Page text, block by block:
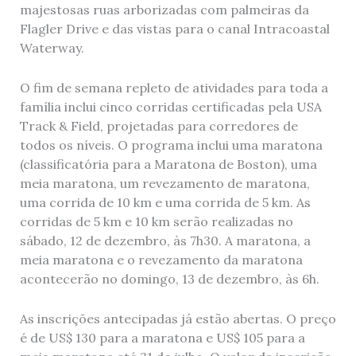
majestosas ruas arborizadas com palmeiras da
Flagler Drive e das vistas para o canal Intracoastal
Waterway.
O fim de semana repleto de atividades para toda a
família inclui cinco corridas certificadas pela USA
Track & Field, projetadas para corredores de
todos os níveis. O programa inclui uma maratona
(classificatória para a Maratona de Boston), uma
meia maratona, um revezamento de maratona,
uma corrida de 10 km e uma corrida de 5 km. As
corridas de 5 km e 10 km serão realizadas no
sábado, 12 de dezembro, às 7h30. A maratona, a
meia maratona e o revezamento da maratona
acontecerão no domingo, 13 de dezembro, às 6h.
As inscrições antecipadas já estão abertas. O preço
é de US$ 130 para a maratona e US$ 105 para a